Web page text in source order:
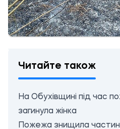
Читайте також
На Обухівщині під час
загинула жінка
Пожежа знищила